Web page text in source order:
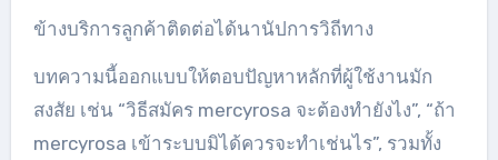
ข้างบริการลูกค้าติดต่อได้นานัปการวิถีทาง
บทความนี้ออกแบบให้ตอบปัญหาหลักที่ผู้ใช้งานมัก
สงสัย เช่น “วิธีสมัคร mercyrosa จะต้องทำยังไง”, “ถ้า
mercyrosa เข้าระบบมิได้ควรจะทำเช่นไร”, รวมทั้ง